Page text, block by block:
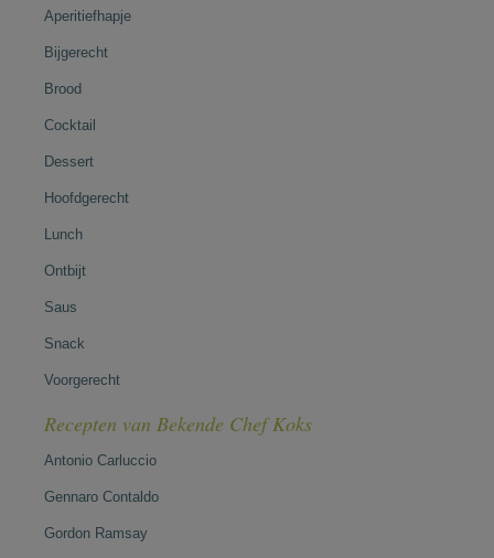
Aperitiefhapje
Bijgerecht
Brood
Cocktail
Dessert
Hoofdgerecht
Lunch
Ontbijt
Saus
Snack
Voorgerecht
Recepten van Bekende Chef Koks
Antonio Carluccio
Gennaro Contaldo
Gordon Ramsay